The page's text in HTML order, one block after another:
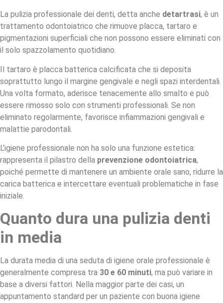
La pulizia professionale dei denti, detta anche detartrasi, è un
trattamento odontoiatrico che rimuove placca, tartaro e
pigmentazioni superficiali che non possono essere eliminati con
il solo spazzolamento quotidiano.
Il tartaro è placca batterica calcificata che si deposita
soprattutto lungo il margine gengivale e negli spazi interdentali.
Una volta formato, aderisce tenacemente allo smalto e può
essere rimosso solo con strumenti professionali. Se non
eliminato regolarmente, favorisce infiammazioni gengivali e
malattie parodontali.
L’igiene professionale non ha solo una funzione estetica:
rappresenta il pilastro della prevenzione odontoiatrica,
poiché permette di mantenere un ambiente orale sano, ridurre la
carica batterica e intercettare eventuali problematiche in fase
iniziale.
Quanto dura una pulizia denti
in media
La durata media di una seduta di igiene orale professionale è
generalmente compresa tra 30 e 60 minuti, ma può variare in
base a diversi fattori. Nella maggior parte dei casi, un
appuntamento standard per un paziente con buona igiene